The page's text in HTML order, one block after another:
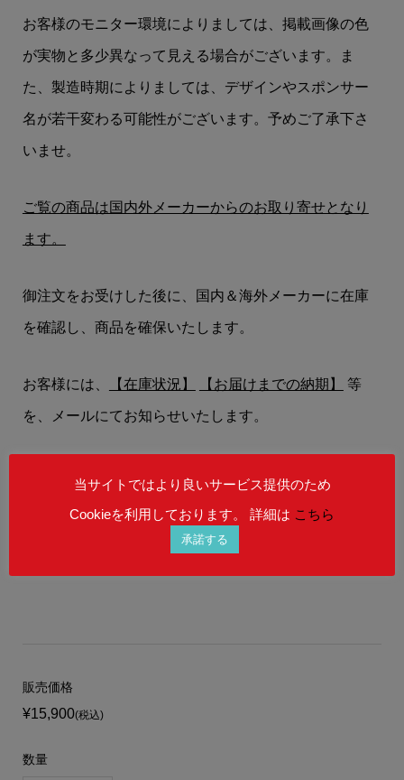
お客様のモニター環境によりましては、掲載画像の色
が実物と多少異なって見える場合がございます。ま
た、製造時期によりましては、デザインやスポンサー
名が若干変わる可能性がございます。予めご了承下さ
いませ。
ご覧の商品は国内外メーカーからのお取り寄せとなり
ます。
御注文をお受けした後に、国内＆海外メーカーに在庫
を確認し、商品を確保いたします。
お客様には、 【在庫状況】 【お届けまでの納期】 等
を、メールにてお知らせいたします。
ご用意することができない場合もございます。
予めご理解を賜りますよう、何卒お願い申し上げま
販売価格
¥15,900(税込)
数量
当サイトではより良いサービス提供のため
Cookieを利用しております。 詳細は こちら
承諾する